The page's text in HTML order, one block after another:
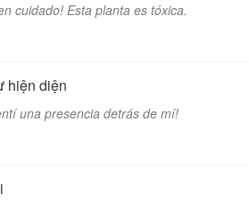
cuidado! Esta planta es tóxica.
hiện diện
una presencia detrás de mí!